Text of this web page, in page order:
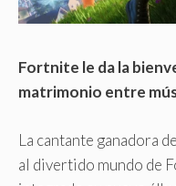
Fortnite le da la
matrimonio entre
La cantante ganadora
al divertido mundo de